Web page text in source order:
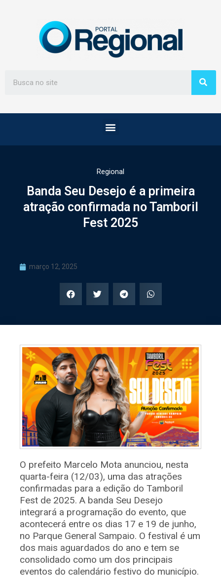
Regional
Banda Seu Desejo é a primeira
atração confirmada no Tamboril
Fest 2025
março 12, 2025
O prefeito Marcelo Mota anunciou, nesta
quarta-feira (12/03), uma das atrações
confirmadas para a edição do Tamboril
Fest de 2025. A banda Seu Desejo
integrará a programação do evento, que
acontecerá entre os dias 17 e 19 de junho,
no Parque General Sampaio. O festival é um
dos mais aguardados do ano e tem se
consolidado como um dos principais
eventos do calendário festivo do município.